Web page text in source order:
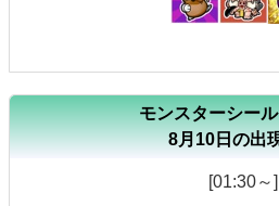
モンスターシー
8月10日の出
[01:30～]